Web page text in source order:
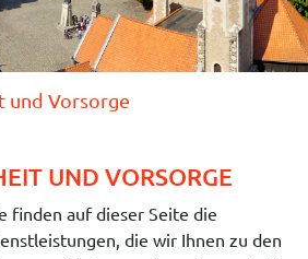
und Vorsorge
UND VORSORGE
finden auf dieser Seite die
die wir Ihnen zu den